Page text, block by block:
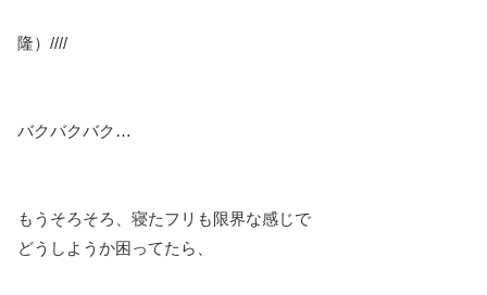
隆）////
バクバクバク…
もうそろそろ、寝たフリも限界な感じで
どうしようか困ってたら、